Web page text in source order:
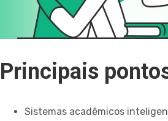
Principais
Sistemas acadêmicos